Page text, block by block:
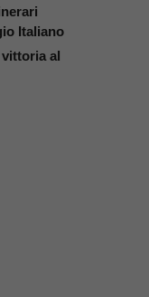
Italiano
al